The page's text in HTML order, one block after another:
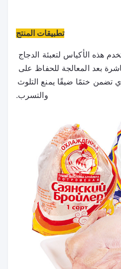
تطبيقات المنتج
والتسرب.